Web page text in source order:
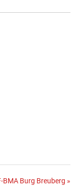
BMA Burg Breuberg »